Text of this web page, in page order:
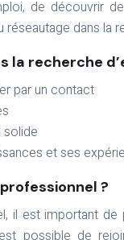
de découvrir
dans la
la recherche
par un contact
solide
et ses
?
il est important
possible de